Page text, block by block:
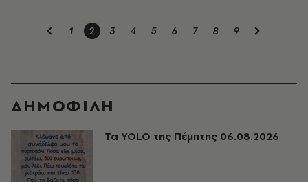
1 2 3 4 5 6 7 8 9
ΔΗΜΟΦΙΛΗ
Τα YOLO της Πέμπτης 06.08.2026